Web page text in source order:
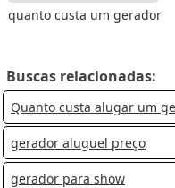
quanto custa um gerador
Buscas relacionadas:
Quanto custa alugar um
gerador aluguel preço
gerador para show